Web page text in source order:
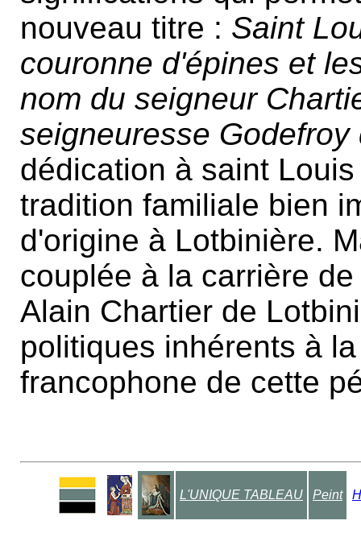
nouveau titre : Saint
couronne d'épines et
nom du seigneur
seigneuresse Godefroy
dédication à saint
tradition familiale bien
d'origine à Lotbinière.
couplée à la carrière
Alain Chartier de
politiques inhérents à
francophone de cette
L'UNIQUE TABLEAU Peint